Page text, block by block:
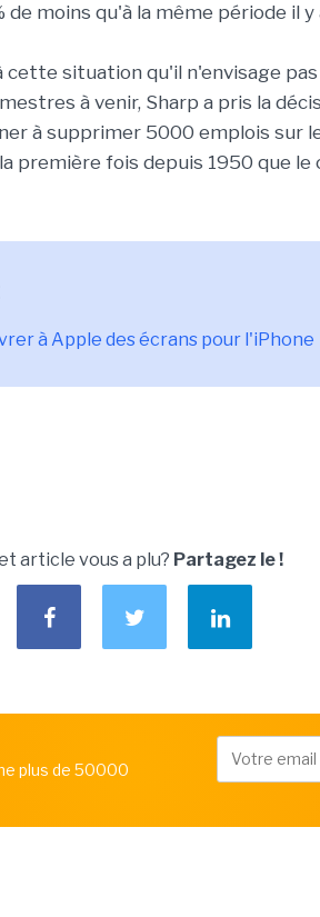
de moins qu'à la même période il y
cette situation qu'il n'envisage
à venir, Sharp a pris la
à supprimer 5000 emplois sur
première fois depuis 1950 que
à Apple des écrans pour l'iPhone
article vous a plu? Partagez le !
plus de 50000